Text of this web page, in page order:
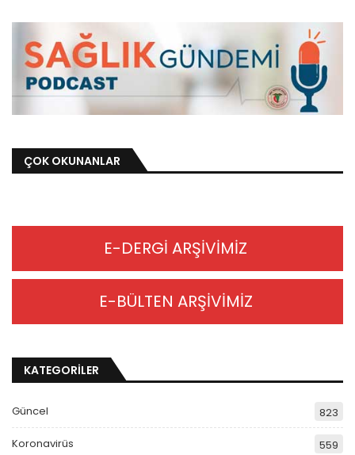
ÇOK OKUNANLAR
E-DERGİ ARŞİVİMİZ
E-BÜLTEN ARŞİVİMİZ
KATEGORİLER
Güncel 823
Koronavirüs 559